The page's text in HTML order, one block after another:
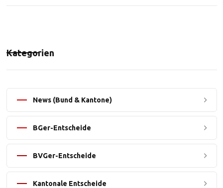
Kategorien
News (Bund & Kantone)
BGer-Entscheide
BVGer-Entscheide
Kantonale Entscheide